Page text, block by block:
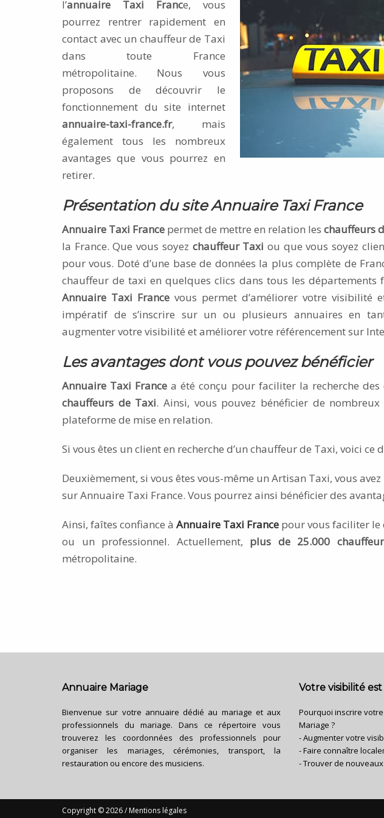
l’annuaire Taxi France, vous
pourrez rentrer rapidement en
contact avec un chauffeur de Taxi
dans toute France
métropolitaine. Nous vous
proposons de découvrir le
fonctionnement du site internet
annuaire-taxi-france.fr, mais
également tous les nombreux
avantages que vous pourrez en
retirer.
Présentation du site Annuaire Taxi France
Annuaire Taxi France permet de mettre en relation leschauffeurs
la France. Que vous soyez chauffeur Taxi ou que vous soyez
pour vous. Doté d’une base de données la plus complète de
chauffeur de taxi en quelques clics dans tous les départements
Annuaire Taxi France vous permet d’améliorer votre visibilité
impératif de s’inscrire sur un ou plusieurs annuaires en
augmenter votre visibilité et améliorer votre référencement sur
Les avantages dont vous pouvez bénéficier
Annuaire Taxi France a été conçu pour faciliter la recherche
chauffeurs de Taxi. Ainsi, vous pouvez bénéficier de
plateforme de mise en relation.
Si vous êtes un client en recherche d’un chauffeur de Taxi, voici ce
Deuxièmement, si vous êtes vous-même un Artisan Taxi, vous
sur Annuaire Taxi France. Vous pourrez ainsi bénéficier des
Ainsi, faîtes confiance àAnnuaire Taxi France pour vous faciliter
ou un professionnel. Actuellement, plus de 25.000
métropolitaine.
Annuaire Mariage
Bienvenue sur votre annuaire dédié au mariage et aux
professionnels du mariage. Dans ce répertoire vous
trouverez les coordonnées des professionnels pour
organiser les mariages, cérémonies, transport, la
restauration ou encore des musiciens.
Votre visibilité
Pourquoi inscrire
Mariage ?
- Augmenter votre
- Faire connaître
- Trouver de
Copyright © 2026 / Mentions légales